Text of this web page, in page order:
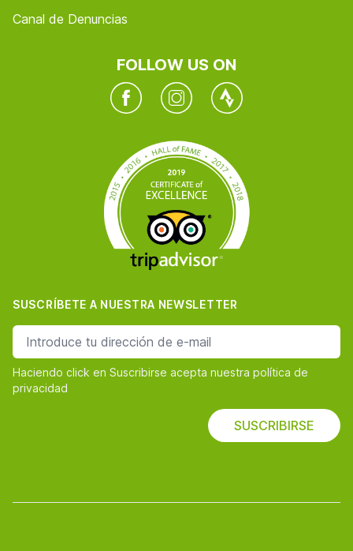
Canal de Denuncias
FOLLOW US ON
FacebookInstagramTwitter
SUSCRÍBETE A NUESTRA NEWSLETTER
dirección de correo
Haciendo click en Suscribirse acepta nuestra política de
privacidad
SUSCRIBIRSE